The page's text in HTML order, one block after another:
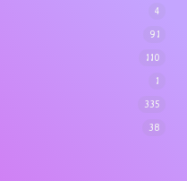
4
91
110
1
335
38